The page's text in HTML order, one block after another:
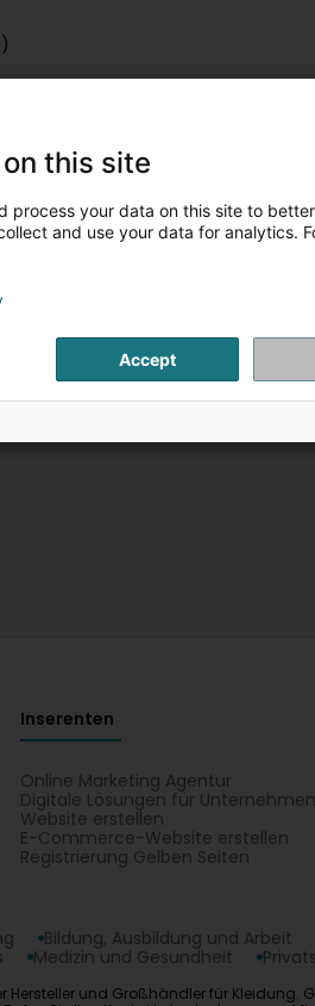
Inserenten
Online Marketing Agentur
Digitale Lösungen für Unternehmen
Website erstellen
E-Commerce-Website erstellen
Registrierung Gelben Seiten
Bildung, Ausbildung und Arbeit
Medizin und Gesundheit
und Großhändler für Kleidung.
this site
process your data on this site to
and use your data for analytics.
Accept